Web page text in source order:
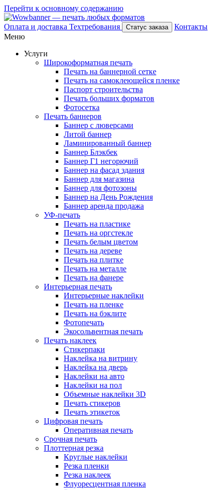
Перейти к основному содержанию
Оплата и доставка Техтребования Статус заказа
Контакты
Меню
Услуги
Широкоформатная печать
Печать на баннерной сетке
Печать на самоклеющейся пленке
Паспорт строительства
Печать больших форматов
Фотосетка
Печать баннеров
Баннер с люверсами
Литой баннер
Ламинированный баннер
Баннер Блэкбек
Баннер Г1 негорючий
Баннер на фасад здания
Баннер для магазина
Баннер для фотозоны
Баннер на День Рождения
Баннер аренда продажа
УФ-печать
Печать на пластике
Печать на оргстекле
Печать белым цветом
Печать на дереве
Печать на плитке
Печать на металле
Печать на фанере
Интерьерная печать
Интерьерные наклейки
Печать на пленке
Печать на бэклите
Фотопечать
Экосольвентная печать
Печать наклеек
Стикерпаки
Наклейка на витрину
Наклейка на дверь
Наклейки на авто
Наклейки на пол
Объемные наклейки 3D
Печать стикеров
Печать этикеток
Цифровая печать
Оперативная печать
Срочная печать
Плоттерная резка
Круглые наклейки
Резка пленки
Резка наклеек
Флуоресцентная пленка